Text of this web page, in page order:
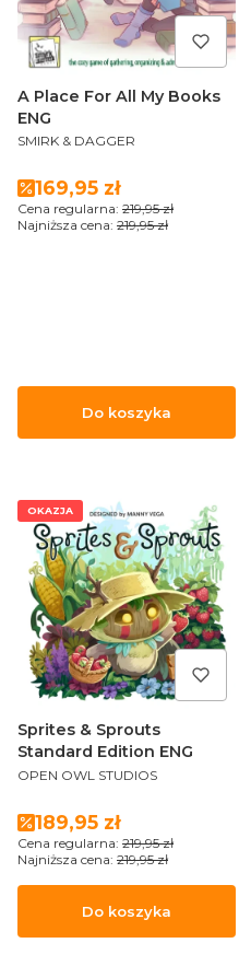
A Place For All My Books
ENG
PRODUCENT
SMIRK & DAGGER
Cena promocyjna
169,95 zł
Cena regularna: 219,95 zł
Najniższa cena: 219,95 zł
Do koszyka
OKAZJA
Sprites & Sprouts
Standard Edition ENG
PRODUCENT
OPEN OWL STUDIOS
Cena promocyjna
189,95 zł
Cena regularna: 219,95 zł
Najniższa cena: 219,95 zł
Do koszyka